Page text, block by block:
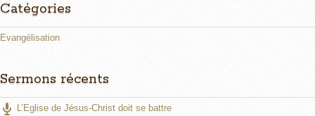
Catégories
Evangélisation
Sermons récents
L’Eglise de Jésus-Christ doit se battre